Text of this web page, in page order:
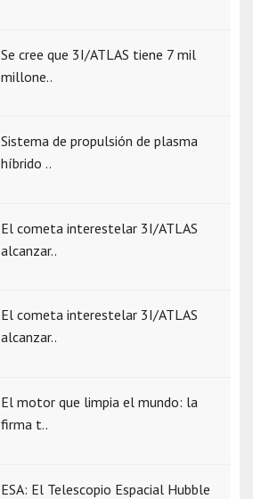
Se cree que 3I/ATLAS tiene 7 mil
millone..
Sistema de propulsión de plasma
híbrido ..
El cometa interestelar 3I/ATLAS
alcanzar..
El cometa interestelar 3I/ATLAS
alcanzar..
El motor que limpia el mundo: la
firma t..
ESA: El Telescopio Espacial Hubble